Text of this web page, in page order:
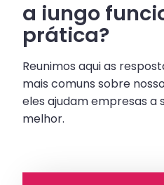
a iungo
prática?
Reunimos aqui as
mais comuns sobre
eles ajudam empresas a
melhor.